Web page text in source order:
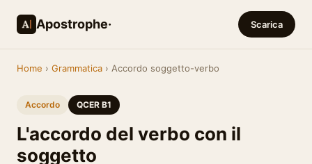
Apostrophe· Scarica
Home › Grammatica › Accordo soggetto-verbo
Accordo QCER B1
L'accordo del verbo con il
soggetto